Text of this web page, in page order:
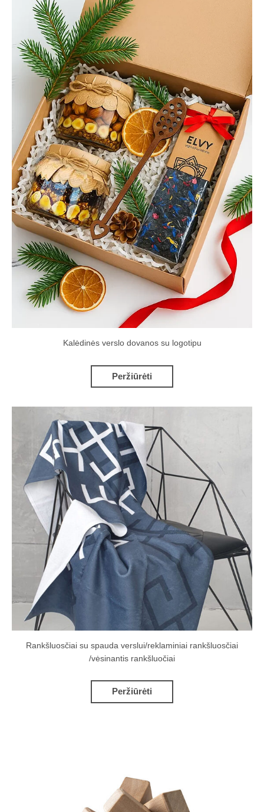
Kalėdinės verslo dovanos su logotipu
Peržiūrėti
Rankšluosčiai su spauda verslui/reklaminiai rankšluosčiai
/vėsinantis rankšluočiai
Peržiūrėti